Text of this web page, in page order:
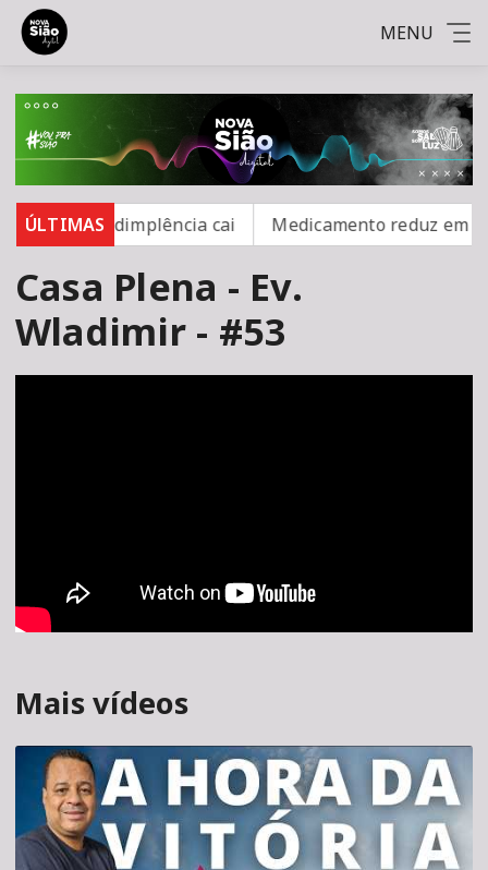
MENU
ÚLTIMAS
mas inadimplência cai Medicamento reduz em
Casa Plena - Ev.
Wladimir - #53
Mais vídeos